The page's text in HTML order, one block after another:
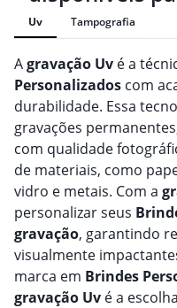
Uv Tampografia
Agravação Uv é a
Personalizados com
durabilidade. Essa
gravações
com qualidade
de materiais, como
vidro e metais. Com a
personalizar seus
gravação, garantindo
visualmente
marca em Brindes
gravação Uv é a